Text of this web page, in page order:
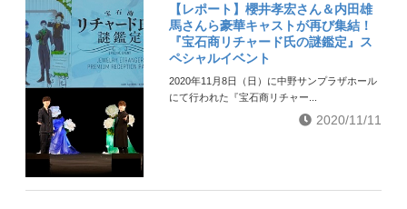
【レポート】櫻井孝宏さん＆内田雄
馬さんら豪華キャストが再び集結！
『宝石商リチャード氏の謎鑑定』ス
ペシャルイベント
2020年11月8日（日）に中野サンプラザホール
にて行われた『宝石商リチャー...
2020/11/11